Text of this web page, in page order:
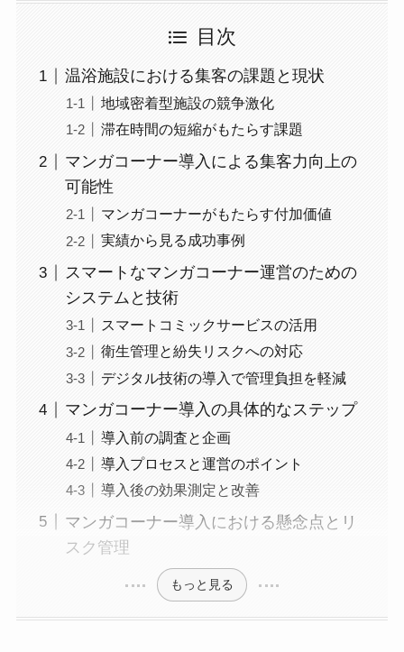
目次
温浴施設における集客の課題と現状
地域密着型施設の競争激化
滞在時間の短縮がもたらす課題
マンガコーナー導入による集客力向上の
可能性
マンガコーナーがもたらす付加価値
実績から見る成功事例
スマートなマンガコーナー運営のための
システムと技術
スマートコミックサービスの活用
衛生管理と紛失リスクへの対応
デジタル技術の導入で管理負担を軽減
マンガコーナー導入の具体的なステップ
導入前の調査と企画
導入プロセスと運営のポイント
導入後の効果測定と改善
マンガコーナー導入における懸念点とリ
スク管理
もっと見る